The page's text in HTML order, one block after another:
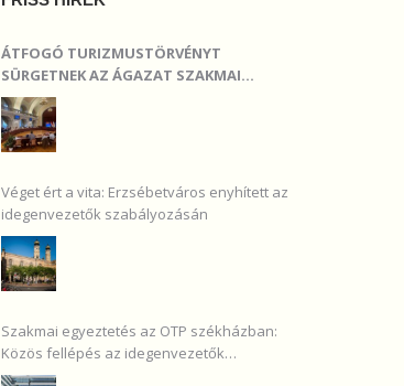
ÁTFOGÓ TURIZMUSTÖRVÉNYT
SÜRGETNEK AZ ÁGAZAT SZAKMAI
SZERVEZETEI
Véget ért a vita: Erzsébetváros enyhített az
idegenvezetők szabályozásán
Szakmai egyeztetés az OTP székházban:
Közös fellépés az idegenvezetők
érdekében